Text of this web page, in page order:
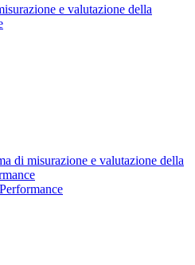
e valutazione della
di misurazione e valutazione della